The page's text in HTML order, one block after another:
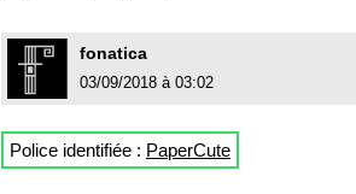
fonatica
03/09/2018 à 03:02
Police identifiée : PaperCute